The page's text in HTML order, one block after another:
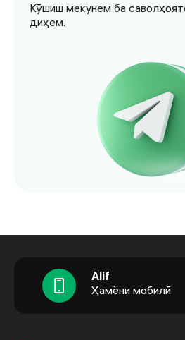
Кӯшиш мекунем ба
диҳем.
Alif
Ҳамёни мобилӣ